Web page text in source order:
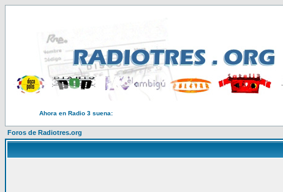
Ahora en Radio 3 suena:
Foros de Radiotres.org